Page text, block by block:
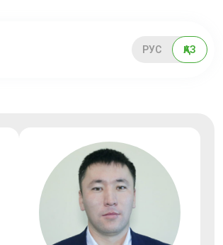
РУС ҚАЗ